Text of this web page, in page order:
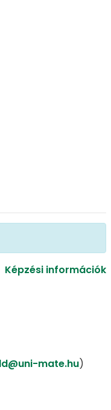
Képzési információk
mate.hu)